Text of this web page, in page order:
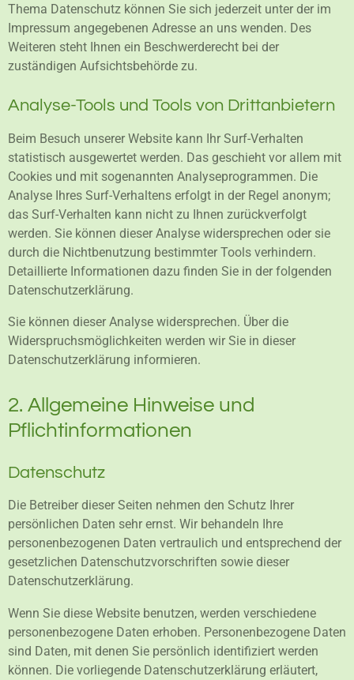
Thema Datenschutz können Sie sich jederzeit unter der im
Impressum angegebenen Adresse an uns wenden. Des
Weiteren steht Ihnen ein Beschwerderecht bei der
zuständigen Aufsichtsbehörde zu.
Analyse-Tools und Tools von Drittanbietern
Beim Besuch unserer Website kann Ihr Surf-Verhalten
statistisch ausgewertet werden. Das geschieht vor allem mit
Cookies und mit sogenannten Analyseprogrammen. Die
Analyse Ihres Surf-Verhaltens erfolgt in der Regel anonym;
das Surf-Verhalten kann nicht zu Ihnen zurückverfolgt
werden. Sie können dieser Analyse widersprechen oder sie
durch die Nichtbenutzung bestimmter Tools verhindern.
Detaillierte Informationen dazu finden Sie in der folgenden
Datenschutzerklärung.
Sie können dieser Analyse widersprechen. Über die
Widerspruchsmöglichkeiten werden wir Sie in dieser
Datenschutzerklärung informieren.
2. Allgemeine Hinweise und
Pflichtinformationen
Datenschutz
Die Betreiber dieser Seiten nehmen den Schutz Ihrer
persönlichen Daten sehr ernst. Wir behandeln Ihre
personenbezogenen Daten vertraulich und entsprechend der
gesetzlichen Datenschutzvorschriften sowie dieser
Datenschutzerklärung.
Wenn Sie diese Website benutzen, werden verschiedene
personenbezogene Daten erhoben. Personenbezogene Daten
sind Daten, mit denen Sie persönlich identifiziert werden
können. Die vorliegende Datenschutzerklärung erläutert,